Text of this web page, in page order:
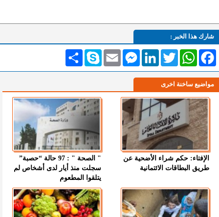
شارك هذا الخبر :
انشر Skype Email
MessengerLinkedInTwitterWhatsAppFacebook
مواضيع ساخنة اخرى
الإفتاء: حكم شراء الأضحية عن
طريق البطاقات الائتمانية
" الصحة " : 97 حالة “حصبة”
سجلت منذ أيار لدى أشخاص لم
يتلقوا المطعوم